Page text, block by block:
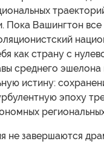
Пока Вашингтон все
как страну с
среднего эшелона
истину:
эпоху
не завершаются